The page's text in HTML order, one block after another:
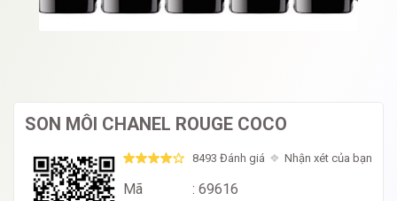
SON MÔI CHANEL ROUGE COCO
8493 Đánh giá Nhận xét của bạn
Mã
: 69616